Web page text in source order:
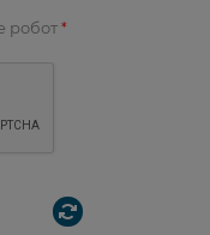
робот *